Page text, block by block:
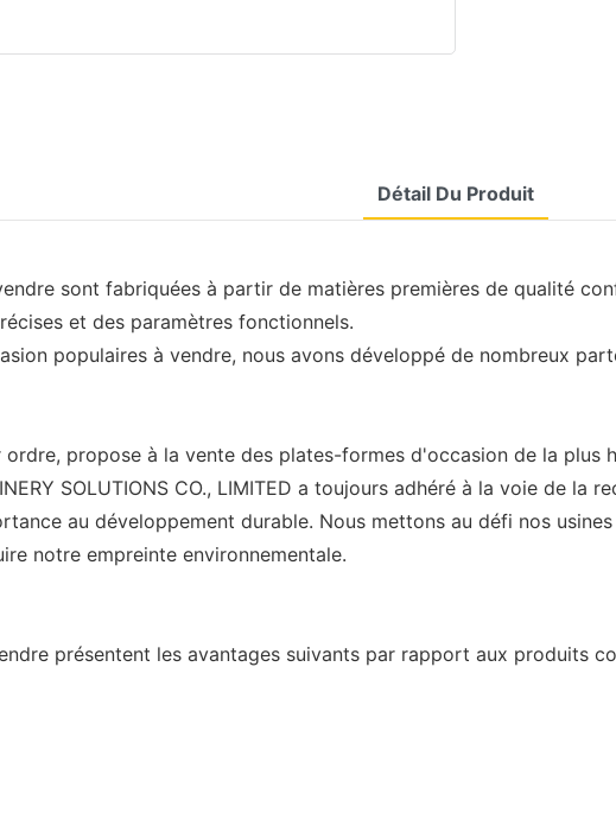
Détail Du Produit
sont fabriquées à partir de matières premières de qualité
et des paramètres fonctionnels.
populaires à vendre, nous avons développé de nombreux
ordre, propose à la vente des plates-formes d'occasion de la plus
SOLUTIONS CO., LIMITED a toujours adhéré à la voie de la
au développement durable. Nous mettons au défi nos
notre empreinte environnementale.
présentent les avantages suivants par rapport aux produits